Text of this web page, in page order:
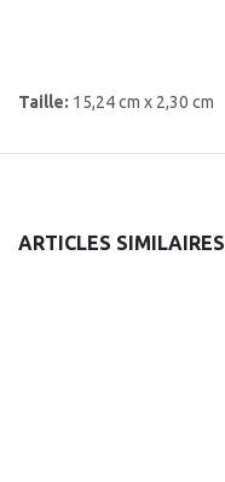
Taille: 15,24 cm x 2,30 cm
ARTICLES SIMILAIRES